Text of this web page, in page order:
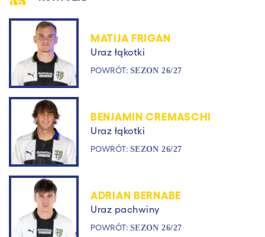
MATIJA FRIGAN
Uraz łąkotki
POWRÓT: SEZON 26/27
BENJAMIN CREMASCHI
Uraz łąkotki
POWRÓT: SEZON 26/27
ADRIAN BERNABE
Uraz pachwiny
POWRÓT: SEZON 26/27